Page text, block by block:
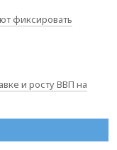
фиксировать
и росту ВВП на